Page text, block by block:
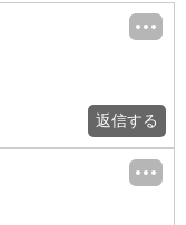
返信する